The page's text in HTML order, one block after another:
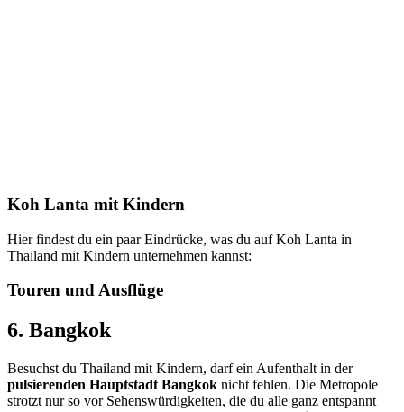
Koh Lanta mit Kindern
Hier findest du ein paar Eindrücke, was du auf Koh Lanta in
Thailand mit Kindern unternehmen kannst:
Touren und Ausflüge
6. Bangkok
Besuchst du Thailand mit Kindern, darf ein Aufenthalt in der
pulsierenden Hauptstadt Bangkok nicht fehlen. Die Metropole
strotzt nur so vor Sehenswürdigkeiten, die du alle ganz entspannt